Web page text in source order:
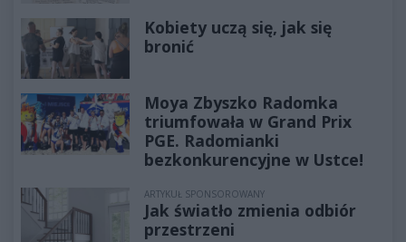
Kobiety uczą się, jak się
bronić
Moya Zbyszko Radomka
triumfowała w Grand Prix
PGE. Radomianki
bezkonkurencyjne w Ustce!
ARTYKUŁ SPONSOROWANY
Jak światło zmienia odbiór
przestrzeni